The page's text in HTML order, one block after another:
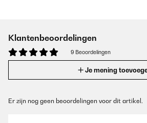
Klantenbeoordelingen
9 Beoordelingen
Je mening
Er zijn nog geen beoordelingen voor dit artikel.